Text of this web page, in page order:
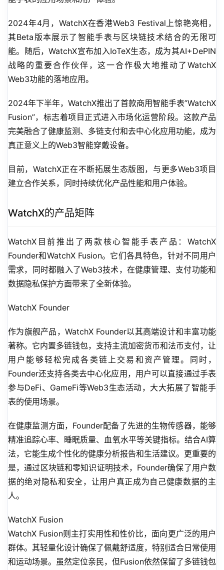
2024年4月，WatchX在香港Web3 Festival上惊艳亮相，
其Beta版本展示了智能手表与区块链技术结合的无限可
能。随后，WatchX宣布加入IoTeX生态，成为其AI+DePIN
战略的重要合作伙伴，这一合作极大地推动了WatchX
Web3功能的落地应用。
2024年下半年，WatchX推出了首款商用智能手表”WatchX
Fusion”，标志着项目正式进入市场化运营阶段。这款产品
完美融合了健康监测、多链支付和去中心化应用功能，成为
真正意义上的Web3智能穿戴设备。
目前，WatchX正在不断拓展生态版图，与更多Web3项目
建立合作关系，同时持续优化产品性能和用户体验。
WatchX的产品矩阵
WatchX目前推出了两款核心智能手表产品：WatchX
Founder和WatchX Fusion。它们各具特色，针对不同用户
需求，同时都融入了Web3技术，在健康管理、支付功能和
数据隐私保护方面带来了全新体验。
WatchX Founder
作为旗舰产品，WatchX Founder以其高端设计和丰富功能
著称。它内置多链钱包，支持主流加密货币和法币支付，让
用户能够轻松完成各类链上交易和资产管理。同时，
Founder还支持各类去中心化应用，用户可以直接通过手表
参与DeFi、GameFi等Web3生态活动，大大拓展了智能手
表的使用场景。
在健康监测方面，Founder配备了先进的生物传感器，能够
精准追踪心率、睡眠质量、血氧水平等关键指标。结合AI算
法，它能生成个性化的健康分析报告和生活建议。更重要的
是，通过区块链和零知识证明技术，Founder确保了用户数
据的绝对隐私和安全，让用户真正成为自己健康数据的主
人。
WatchX Fusion
WatchX Fusion则主打实用性和性价比，面向更广泛的用户
群体。其轻量化设计确保了佩戴舒适度，特别适合日常使用
和运动场景。虽然定位亲民，但Fusion依然保留了多链钱包